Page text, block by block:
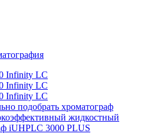
Infinity LC
Infinity LC
Infinity LC
подобрать хроматограф
жидкостный
iUHPLC 3000 PLUS